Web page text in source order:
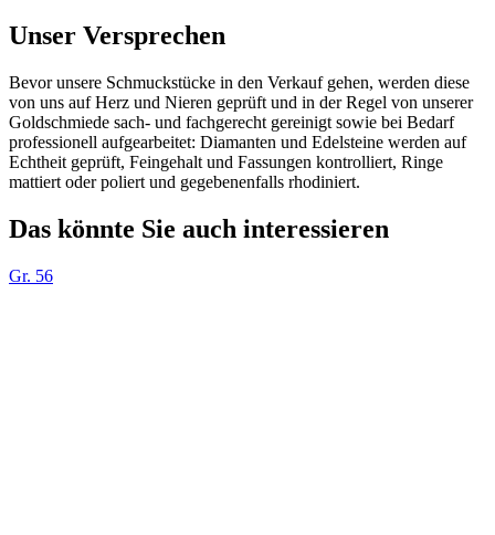
Unser Versprechen
Bevor unsere Schmuckstücke in den Verkauf gehen, werden diese
von uns auf Herz und Nieren geprüft und in der Regel von unserer
Goldschmiede sach- und fachgerecht gereinigt sowie bei Bedarf
professionell aufgearbeitet: Diamanten und Edelsteine werden auf
Echtheit geprüft, Feingehalt und Fassungen kontrolliert, Ringe
mattiert oder poliert und gegebenenfalls rhodiniert.
Das könnte Sie auch interessieren
Gr. 56